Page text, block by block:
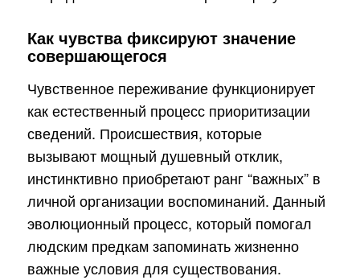
Как чувства фиксируют значение
совершающегося
Чувственное переживание функционирует
как естественный процесс приоритизации
сведений. Происшествия, которые
вызывают мощный душевный отклик,
инстинктивно приобретают ранг “важных” в
личной организации воспоминаний. Данный
эволюционный процесс, который помогал
людским предкам запоминать жизненно
важные условия для существования.